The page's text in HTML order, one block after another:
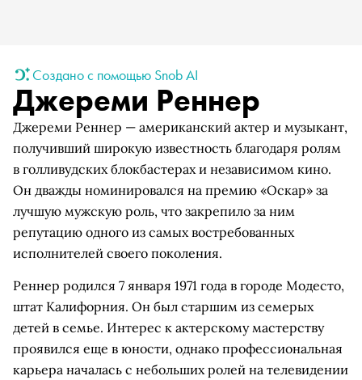
Создано с помощью Snob AI
Джереми Реннер
Джереми Реннер — американский актер и музыкант,
получивший широкую известность благодаря ролям
в голливудских блокбастерах и независимом кино.
Он дважды номинировался на премию «Оскар» за
лучшую мужскую роль, что закрепило за ним
репутацию одного из самых востребованных
исполнителей своего поколения.
Реннер родился 7 января 1971 года в городе Модесто,
штат Калифорния. Он был старшим из семерых
детей в семье. Интерес к актерскому мастерству
проявился еще в юности, однако профессиональная
карьера началась с небольших ролей на телевидении